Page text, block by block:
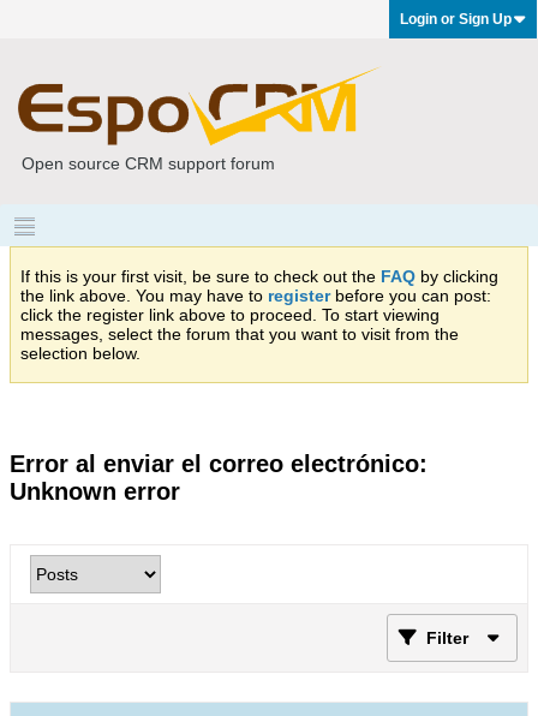
Login or Sign Up
Open source CRM support forum
If this is your first visit, be sure to check out the FAQ by clicking
the link above. You may have to registerbefore you can post:
click the register link above to proceed. To start viewing
messages, select the forum that you want to visit from the
selection below.
Error al enviar el correo electrónico:
Unknown error
Filter